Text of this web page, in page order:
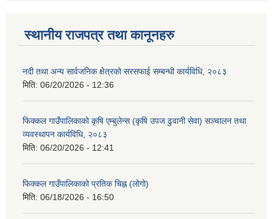
स्थानीय राजपत्र तथा कानूनहरु
नदी तथा अन्य सार्वजनिक क्षेत्रको सरसफाई सम्बन्धी कार्यविधि, २०८३
मिति: 06/20/2026 - 12:36
फिक्कल गाउँपालिकाको कृषि एम्बुलेन्स (कृषि उपज ढुवानी सेवा) सञ्चालन तथा
व्यवस्थापन कार्यविधि, २०८३
मिति: 06/20/2026 - 12:41
फिक्कल गाउँपालिकाको प्रतिक चिह्न (लोगो)
मिति: 06/18/2026 - 16:50